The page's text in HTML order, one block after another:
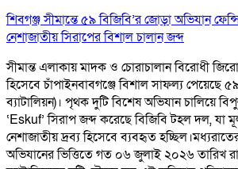
শিবগঞ্জ সীমান্তে ৫৯ বিজিবি’র জোড়া অভিযান
নেশাজাতীয় সিরাপের বিশাল চালান জব্দ
সীমান্ত এলাকায় মাদক ও চোরাচালান বিরোধী
হিসেবে চাঁপাইনবাবগঞ্জে বিশাল সাফল্য পেয়েছে
ব্যাটালিয়ন)। পৃথক দুটি বিশেষ অভিযান চালিয়ে
‘Eskuf’ সিরাপ জব্দ করেছে বিজিবি টহল দল, যা
নেশাজাতীয় দ্রব্য হিসেবে ব্যবহৃত হচ্ছিল।
অভিযানের ভিত্তিতে গত ০৬ জুলাই ২০২৬ তারিখ